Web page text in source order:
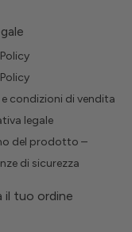
e condizioni di vendita
legale
del prodotto –
di sicurezza
il tuo ordine